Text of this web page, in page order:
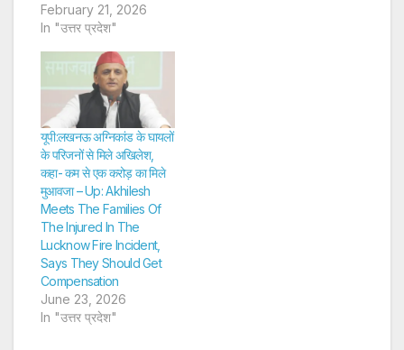
February 21, 2026
In "उत्तर प्रदेश"
यूपी:लखनऊ अग्निकांड के घायलों
के परिजनों से मिले अखिलेश,
कहा- कम से एक करोड़ का मिले
मुआवजा – Up: Akhilesh
Meets The Families Of
The Injured In The
Lucknow Fire Incident,
Says They Should Get
Compensation
June 23, 2026
In "उत्तर प्रदेश"